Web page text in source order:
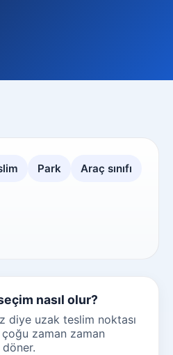
Park Araç sınıfı
nasıl olur?
diye uzak teslim noktası
zaman zaman
döner.